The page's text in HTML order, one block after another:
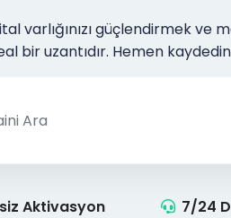
varlığınızı güçlendirmek ve
bir uzantıdır. Hemen
Aktivasyon 7/24